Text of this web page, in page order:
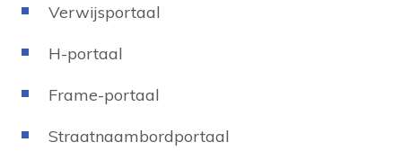
Verwijsportaal
H-portaal
Frame-portaal
Straatnaambordportaal